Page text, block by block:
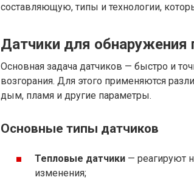
составляющую, типы и технологии,
Датчики для обнаружения
Основная задача датчиков — быстро и
возгорания. Для этого применяются
дым, пламя и другие параметры.
Основные типы датчиков
Тепловые датчики — реагируют
изменения;